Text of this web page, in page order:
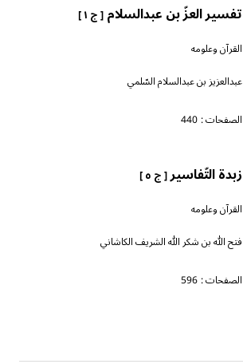
تفسير العزّ بن عبدالسلام[ ج ١ ]
القرآن وعلومه
عبدالعزيز بن عبدالسلام السّلمي
الصفحات : 440
زبدة التّفاسير[ ج ٥ ]
القرآن وعلومه
فتح الله بن شكر الله الشريف الكاشاني
الصفحات : 596